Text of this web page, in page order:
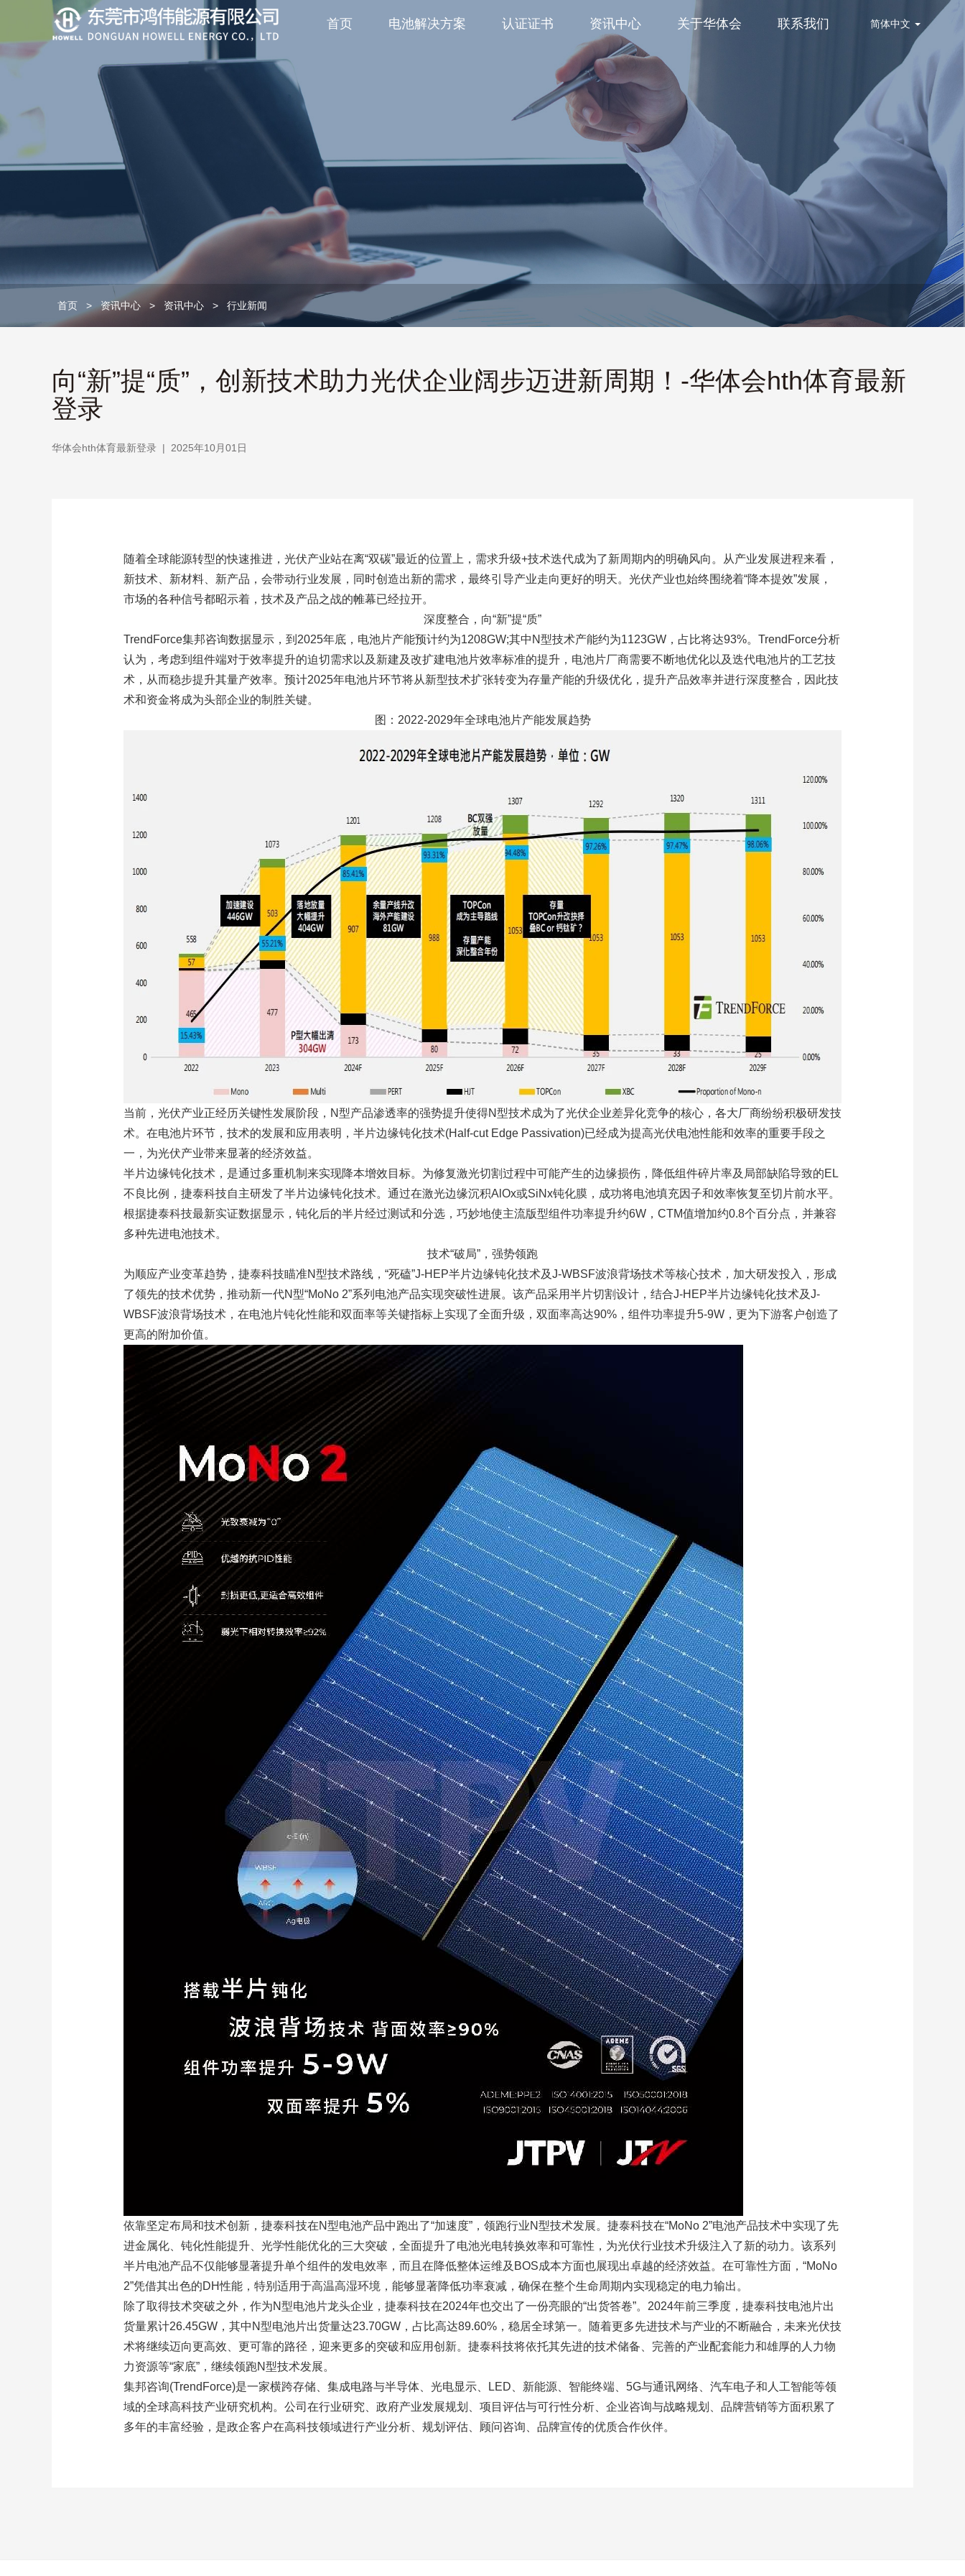
首页 电池解决方案 认证证书 资讯中心 关于华体会 联系我们 简体中文
首页 > 资讯中心 > 资讯中心 > 行业新闻
向“新”提“质”，创新技术助力光伏企业阔步迈进新周期！-华体会hth体育最新
登录
华体会hth体育最新登录 | 2025年10月01日
随着全球能源转型的快速推进，光伏产业站在离“双碳”最近的位置上，需求升级+技术迭代成为了新周期内的明确风向。从产业发展进程来看，
新技术、新材料、新产品，会带动行业发展，同时创造出新的需求，最终引导产业走向更好的明天。光伏产业也始终围绕着“降本提效”发展，
市场的各种信号都昭示着，技术及产品之战的帷幕已经拉开。
深度整合，向“新”提“质”
TrendForce集邦咨询数据显示，到2025年底，电池片产能预计约为1208GW;其中N型技术产能约为1123GW，占比将达93%。TrendForce分析
认为，考虑到组件端对于效率提升的迫切需求以及新建及改扩建电池片效率标准的提升，电池片厂商需要不断地优化以及迭代电池片的工艺技
术，从而稳步提升其量产效率。预计2025年电池片环节将从新型技术扩张转变为存量产能的升级优化，提升产品效率并进行深度整合，因此技
术和资金将成为头部企业的制胜关键。
图：2022-2029年全球电池片产能发展趋势
当前，光伏产业正经历关键性发展阶段，N型产品渗透率的强势提升使得N型技术成为了光伏企业差异化竞争的核心，各大厂商纷纷积极研发技
术。在电池片环节，技术的发展和应用表明，半片边缘钝化技术(Half-cut Edge Passivation)已经成为提高光伏电池性能和效率的重要手段之
一，为光伏产业带来显著的经济效益。
半片边缘钝化技术，是通过多重机制来实现降本增效目标。为修复激光切割过程中可能产生的边缘损伤，降低组件碎片率及局部缺陷导致的EL
不良比例，捷泰科技自主研发了半片边缘钝化技术。通过在激光边缘沉积AlOx或SiNx钝化膜，成功将电池填充因子和效率恢复至切片前水平。
根据捷泰科技最新实证数据显示，钝化后的半片经过测试和分选，巧妙地使主流版型组件功率提升约6W，CTM值增加约0.8个百分点，并兼容
多种先进电池技术。
技术“破局”，强势领跑
为顺应产业变革趋势，捷泰科技瞄准N型技术路线，“死磕”J-HEP半片边缘钝化技术及J-WBSF波浪背场技术等核心技术，加大研发投入，形成
了领先的技术优势，推动新一代N型“MoNo 2”系列电池产品实现突破性进展。该产品采用半片切割设计，结合J-HEP半片边缘钝化技术及J-
WBSF波浪背场技术，在电池片钝化性能和双面率等关键指标上实现了全面升级，双面率高达90%，组件功率提升5-9W，更为下游客户创造了
更高的附加价值。
依靠坚定布局和技术创新，捷泰科技在N型电池产品中跑出了“加速度”，领跑行业N型技术发展。捷泰科技在“MoNo 2”电池产品技术中实现了先
进金属化、钝化性能提升、光学性能优化的三大突破，全面提升了电池光电转换效率和可靠性，为光伏行业技术升级注入了新的动力。该系列
半片电池产品不仅能够显著提升单个组件的发电效率，而且在降低整体运维及BOS成本方面也展现出卓越的经济效益。在可靠性方面，“MoNo
2”凭借其出色的DH性能，特别适用于高温高湿环境，能够显著降低功率衰减，确保在整个生命周期内实现稳定的电力输出。
除了取得技术突破之外，作为N型电池片龙头企业，捷泰科技在2024年也交出了一份亮眼的“出货答卷”。2024年前三季度，捷泰科技电池片出
货量累计26.45GW，其中N型电池片出货量达23.70GW，占比高达89.60%，稳居全球第一。随着更多先进技术与产业的不断融合，未来光伏技
术将继续迈向更高效、更可靠的路径，迎来更多的突破和应用创新。捷泰科技将依托其先进的技术储备、完善的产业配套能力和雄厚的人力物
力资源等“家底”，继续领跑N型技术发展。
集邦咨询(TrendForce)是一家横跨存储、集成电路与半导体、光电显示、LED、新能源、智能终端、5G与通讯网络、汽车电子和人工智能等领
域的全球高科技产业研究机构。公司在行业研究、政府产业发展规划、项目评估与可行性分析、企业咨询与战略规划、品牌营销等方面积累了
多年的丰富经验，是政企客户在高科技领域进行产业分析、规划评估、顾问咨询、品牌宣传的优质合作伙伴。